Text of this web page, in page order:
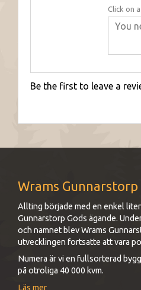
Click on
Be the first to leave a
Wrams
Allting började med en enkel
Gunnarstorp Gods ägande.
och namnet blev Wrams
utvecklingen fortsatte att vara
Numera är vi en fullsorterad
på otroliga 40 000 kvm.
Läs mer